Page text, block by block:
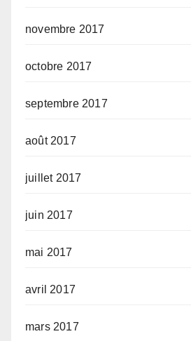
novembre 2017
octobre 2017
septembre 2017
août 2017
juillet 2017
juin 2017
mai 2017
avril 2017
mars 2017